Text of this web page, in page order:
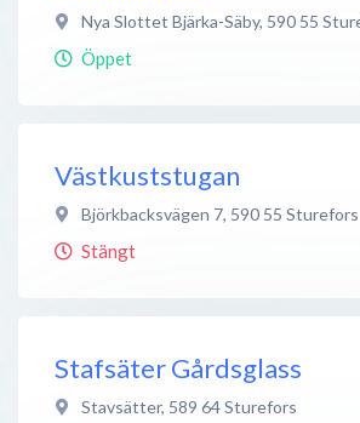
Nya Slottet Bjärka-Säby, 590 55
Öppet
Västkuststugan
Björkbacksvägen 7, 590 55 Sturefors
Stängt
Stafsäter Gårdsglass
Stavsätter, 589 64Sturefors